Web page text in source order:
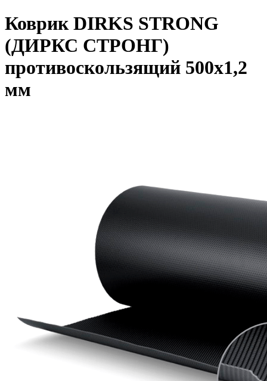
Коврик DIRKS STRONG
(ДИРКС СТРОНГ)
противоскользящий 500х1,2
мм